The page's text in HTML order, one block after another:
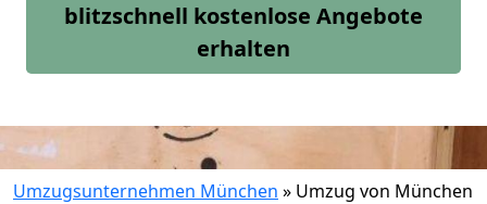
blitzschnell kostenlose Angebote
erhalten
Umzugsunternehmen München » Umzug von München